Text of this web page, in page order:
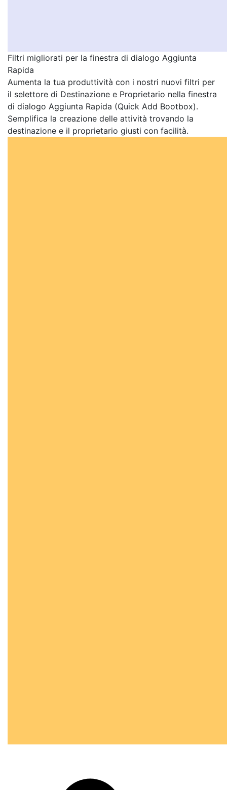
Filtri migliorati per la finestra di dialogo Aggiunta
Rapida
Aumenta la tua produttività con i nostri nuovi filtri per
il selettore di Destinazione e Proprietario nella finestra
di dialogo Aggiunta Rapida (Quick Add Bootbox).
Semplifica la creazione delle attività trovando la
destinazione e il proprietario giusti con facilità.